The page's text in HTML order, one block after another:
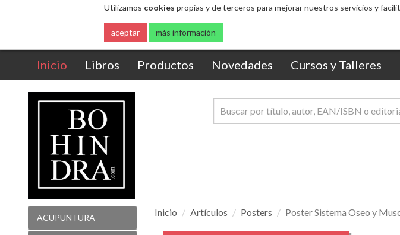
Utilizamos cookies propias y de terceros para mejorar nuestros servicios y
aceptar más información
Inicio (current)
Libros Productos Novedades Cursos y Talleres
ACUPUNTURA Inicio Artículos Posters Poster Sistema Oseo y